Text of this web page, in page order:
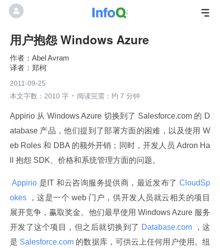
用户抱怨 Windows Azure
Abel Avram
郑柯
2011-09-25
本文字数：2010 字
阅读完需：约 7 分钟
Appirio 从 Windows Azure 切换到了 Salesforce.com 的 D
atabase 产品，他们提到了部署方面的困难，以及使用 W
eb Roles 和 DBA 的额外开销；同时，开发人员 Adron Ha
ll 抱怨 SDK、价格和系统管理方面的问题。
Appirio 是IT 和云咨询服务提供商，最近发布了 CloudSp
okes
，这是一个 web 门户，供开发人员就云相关的项目
展开竞争，赢取奖金。他们最早使用 Windows Azure 服务
开发了这个项目，但之后就切换到了 Database.com
，这
是 Salesforce.com 的数据库，可供云上任何用户使用。纽